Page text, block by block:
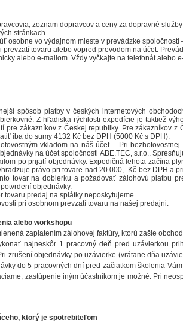
zoznam dopravcov a ceny za dopravné
stránkach.
osobne vo výdajnom mieste v prevádzke spoločnosti
tovaru alebo vopred prevodom na účet.
alebo e-mailom. Vždy vyčkajte na telefonát alebo
spôsob platby v českých internetových
Z hľadiska rýchlosti expedície je taktiež
pre zákazníkov z Českej republiky. Pre zákazníkov z
iba do sumy 4132 Kč bez DPH (5000 Kč s DPH).
vkladom na náš účet – Pri
na účet spoločnosti ABE.TEC, s.r.o..
po prijatí objednávky. Expedičná lehota začína
právo pri tovare nad 20.000,- Kč bez DPH a
tovar na dobierku a požadovať zálohovú platbu
objednávky.
tovaru predaj na splátky neposkytujeme.
pri osobnom prevzatí tovaru na našej predajni.
alebo workshopu
zaplatením zálohovej faktúry, ktorú zašle
najneskôr 1 pracovný deň pred uzávierkou
zrušení objednávky po uzávierke (vrátane dňa
do 5 pracovných dní pred začiatkom školenia
zastúpenie iným účastníkom je možné. Pri
ktorý je spotrebiteľom